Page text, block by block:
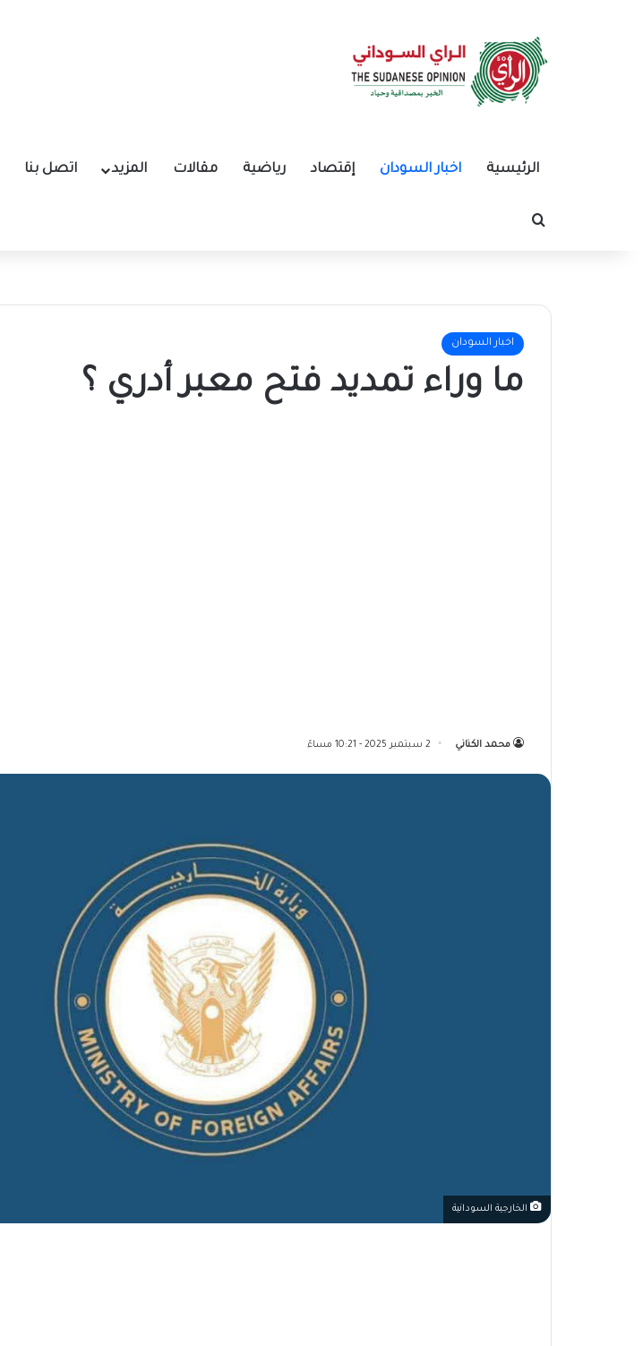
الرئيسية اخبار السودان إقتصاد رياضية مقالات المزيد اتصل بنا
بحث عن
اخبار السودان
ما وراء تمديد فتح معبر أدري ؟
محمد الكناني 2 سبتمبر 2025 - 10:21 مساءً
الخارجية السودانية